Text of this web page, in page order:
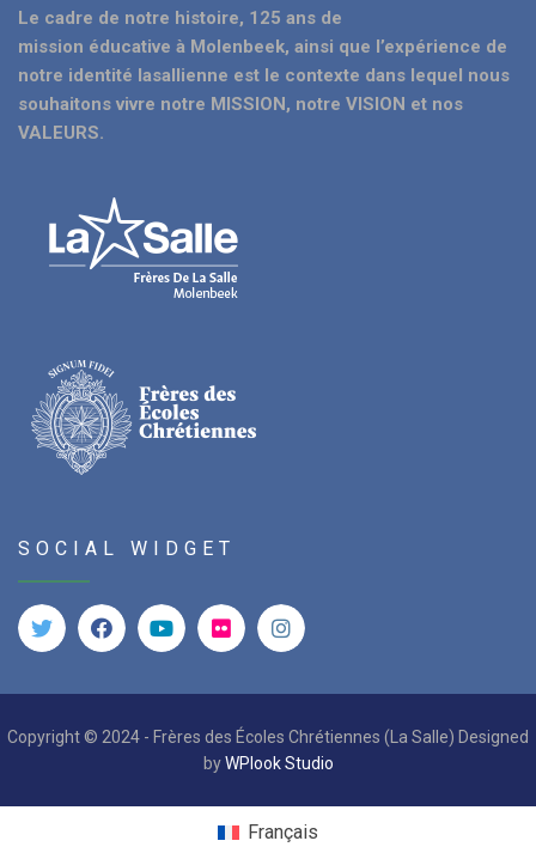
Le cadre de notre histoire, 125 ans de
mission éducative à Molenbeek, ainsi que l’expérience de
notre identité lasallienne est le contexte dans lequel nous
souhaitons vivre notre MISSION, notre VISION et nos
VALEURS.
SOCIAL WIDGET
Copyright © 2024 - Frères des Écoles Chrétiennes (La Salle) Designed
byWPlook Studio
Français